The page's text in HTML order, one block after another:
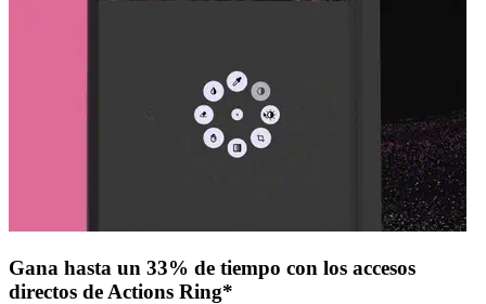
Gana hasta un 33% de tiempo con los accesos
directos de Actions Ring*